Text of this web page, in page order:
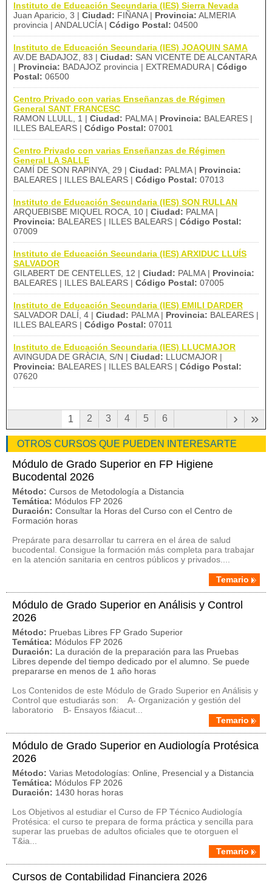
Instituto de Educación Secundaria (IES) Sierra Nevada
Juan Aparicio, 3 | Ciudad: FIÑANA | Provincia: ALMERIA
provincia | ANDALUCÍA | Código Postal: 04500
Instituto de Educación Secundaria (IES) JOAQUIN SAMA
AV.DE BADAJOZ, 83 | Ciudad: SAN VICENTE DE ALCANTARA
| Provincia: BADAJOZ provincia | EXTREMADURA | Código
Postal: 06500
Centro Privado con varias Enseñanzas de Régimen
General SANT FRANCESC
RAMON LLULL, 1 | Ciudad: PALMA | Provincia: BALEARES |
ILLES BALEARS | Código Postal: 07001
Centro Privado con varias Enseñanzas de Régimen
General LA SALLE
CAMÍ DE SON RAPINYA, 29 | Ciudad: PALMA | Provincia:
BALEARES | ILLES BALEARS | Código Postal: 07013
Instituto de Educación Secundaria (IES) SON RULLAN
ARQUEBISBE MIQUEL ROCA, 10 | Ciudad: PALMA |
Provincia: BALEARES | ILLES BALEARS | Código Postal:
07009
Instituto de Educación Secundaria (IES) ARXIDUC LLUÍS
SALVADOR
GILABERT DE CENTELLES, 12 | Ciudad: PALMA | Provincia:
BALEARES | ILLES BALEARS | Código Postal: 07005
Instituto de Educación Secundaria (IES) EMILI DARDER
SALVADOR DALÍ, 4 | Ciudad: PALMA | Provincia: BALEARES |
ILLES BALEARS | Código Postal: 07011
Instituto de Educación Secundaria (IES) LLUCMAJOR
AVINGUDA DE GRÀCIA, S/N | Ciudad: LLUCMAJOR |
Provincia: BALEARES | ILLES BALEARS | Código Postal:
07620
1 2 3 4 5 6 »
›
OTROS CURSOS QUE PUEDEN INTERESARTE
Módulo de Grado Superior en FP Higiene
Bucodental 2026
Método: Cursos de Metodología a Distancia
Temática: Módulos FP 2026
Duración: Consultar la Horas del Curso con el Centro de
Formación horas
Prepárate para desarrollar tu carrera en el área de salud
bucodental. Consigue la formación más completa para trabajar
en la atención sanitaria en centros públicos y privados....
Temario
Módulo de Grado Superior en Análisis y Control
2026
Método: Pruebas Libres FP Grado Superior
Temática: Módulos FP 2026
Duración: La duración de la preparación para las Pruebas
Libres depende del tiempo dedicado por el alumno. Se puede
prepararse en menos de 1 año horas
Los Contenidos de este Módulo de Grado Superior en Análisis y
Control que estudiarás son: A- Organización y gestión del
laboratorio B- Ensayos f&iacut...
Temario
Módulo de Grado Superior en Audiología Protésica
2026
Método: Varias Metodologías: Online, Presencial y a Distancia
Temática: Módulos FP 2026
Duración: 1430 horas horas
Los Objetivos al estudiar el Curso de FP Técnico Audiología
Protésica: el curso te prepara de forma práctica y sencilla para
superar las pruebas de adultos oficiales que te otorguen el
T&ia...
Temario
Cursos de Contabilidad Financiera 2026